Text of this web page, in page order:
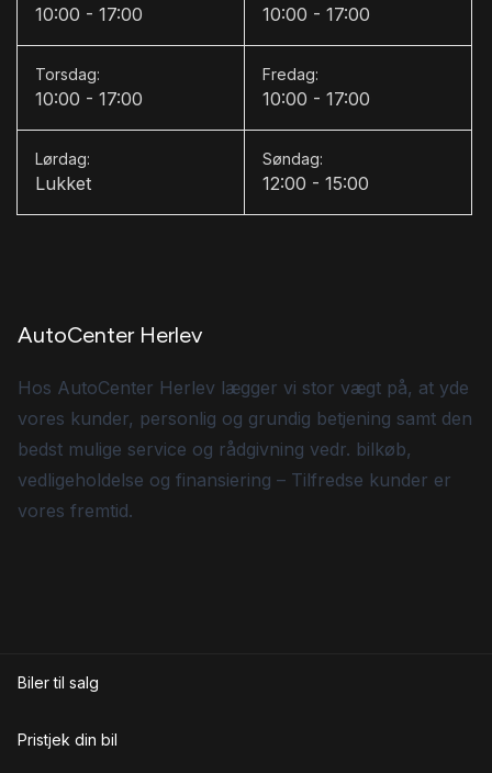
10:00 - 17:00 10:00 - 17:00
Torsdag:
10:00 - 17:00
Fredag:
10:00 - 17:00
Lørdag:
Lukket
Søndag:
12:00 - 15:00
AutoCenter Herlev
Hos AutoCenter Herlev lægger vi stor vægt på, at yde
vores kunder, personlig og grundig betjening samt den
bedst mulige service og rådgivning vedr. bilkøb,
vedligeholdelse og finansiering – Tilfredse kunder er
vores fremtid.
Biler til salg
Pristjek din bil